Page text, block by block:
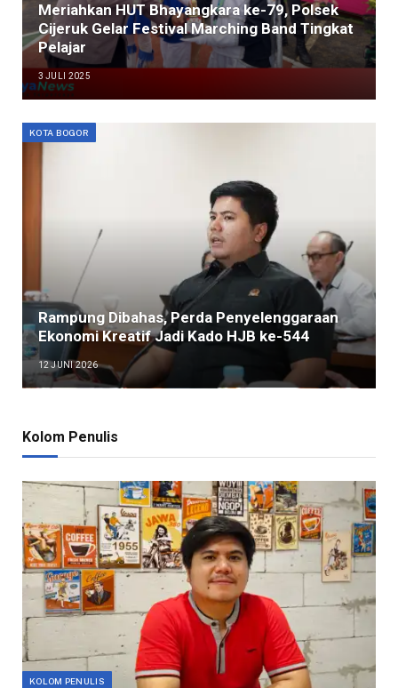
Meriahkan HUT Bhayangkara ke-79, Polsek
Cijeruk Gelar Festival Marching Band Tingkat
Pelajar
3 JULI 2025
KOTA BOGOR
Rampung Dibahas, Perda Penyelenggaraan
Ekonomi Kreatif Jadi Kado HJB ke-544
12 JUNI 2026
Kolom Penulis
KOLOM PENULIS